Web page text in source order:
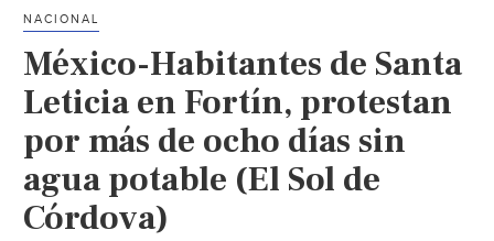
Gobierno
por
Falta
de
Agua
en
Diversas
NACIONAL
México-Habitantes de Santa
Leticia en Fortín, protestan
por más de ocho días sin
agua potable (El Sol de
Córdova)